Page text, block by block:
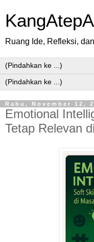
Ruang Ide, Refleksi,
Rabu, November 12,
Emotional
Tetap Relevan